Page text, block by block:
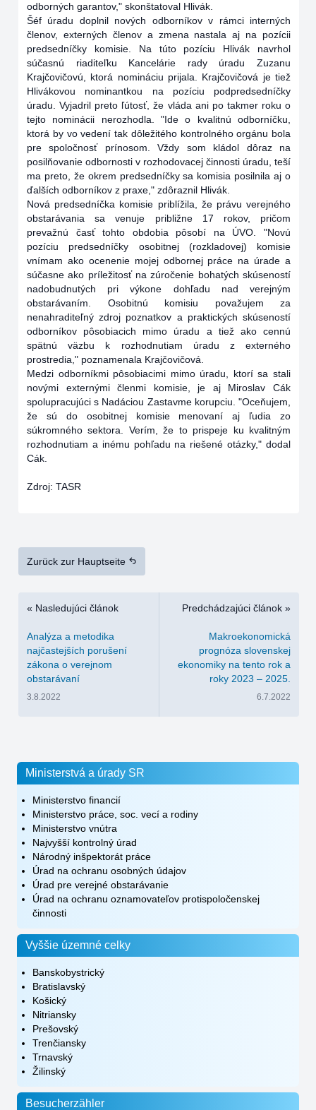
Ministerstvá a úrady SR
Ministerstvo financií
Ministerstvo práce, soc. vecí a rodiny
Ministerstvo vnútra
Najvyšší kontrolný úrad
Národný inšpektorát práce
Úrad na ochranu osobných údajov
Úrad pre verejné obstarávanie
Úrad na ochranu oznamovateľov protispoločenskej
činnosti
Vyššie územné celky
Banskobystrický
Bratislavský
Košický
Nitriansky
Prešovský
Trenčiansky
Trnavský
Žilinský
Besucherzähler
odborných garantov," skonštatoval Hlivák.
Šéf úradu doplnil nových odborníkov v rámci interných
členov, externých členov a zmena nastala aj na pozícii
predsedníčky komisie. Na túto pozíciu Hlivák navrhol
súčasnú riaditeľku Kancelárie rady úradu Zuzanu
Krajčovičovú, ktorá nomináciu prijala. Krajčovičová je tiež
Hlivákovou nominantkou na pozíciu podpredsedníčky
úradu. Vyjadril preto ľútosť, že vláda ani po takmer roku o
tejto nominácii nerozhodla. "Ide o kvalitnú odborníčku,
ktorá by vo vedení tak dôležitého kontrolného orgánu bola
pre spoločnosť prínosom. Vždy som kládol dôraz na
posilňovanie odbornosti v rozhodovacej činnosti úradu, teší
ma preto, že okrem predsedníčky sa komisia posilnila aj o
ďalších odborníkov z praxe," zdôraznil Hlivák.
Nová predsedníčka komisie priblížila, že právu verejného
obstarávania sa venuje približne 17 rokov, pričom
prevažnú časť tohto obdobia pôsobí na ÚVO. "Novú
pozíciu predsedníčky osobitnej (rozkladovej) komisie
vnímam ako ocenenie mojej odbornej práce na úrade a
súčasne ako príležitosť na zúročenie bohatých skúseností
nadobudnutých pri výkone dohľadu nad verejným
obstarávaním. Osobitnú komisiu považujem za
nenahraditeľný zdroj poznatkov a praktických skúseností
odborníkov pôsobiacich mimo úradu a tiež ako cennú
spätnú väzbu k rozhodnutiam úradu z externého
prostredia," poznamenala Krajčovičová.
Medzi odborníkmi pôsobiacimi mimo úradu, ktorí sa stali
novými externými členmi komisie, je aj Miroslav Cák
spolupracujúci s Nadáciou Zastavme korupciu. "Oceňujem,
že sú do osobitnej komisie menovaní aj ľudia zo
súkromného sektora. Verím, že to prispeje ku kvalitným
rozhodnutiam a inému pohľadu na riešené otázky," dodal
Cák.
Zdroj: TASR
Zurück zur Hauptseite
« Nasledujúci článok
Analýza a metodika
najčastejších porušení
zákona o verejnom
obstarávaní
3.8.2022
Predchádzajúci článok »
Makroekonomická
prognóza slovenskej
ekonomiky na tento rok a
roky 2023 – 2025.
6.7.2022